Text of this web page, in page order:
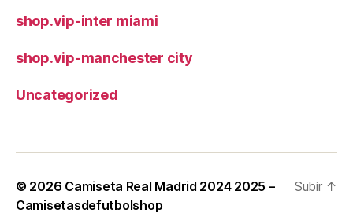
shop.vip-inter miami
shop.vip-manchester city
Uncategorized
© 2026 Camiseta Real Madrid 2024 2025 –
Camisetasdefutbolshop
Subir ↑